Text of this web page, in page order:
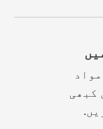
کبھی